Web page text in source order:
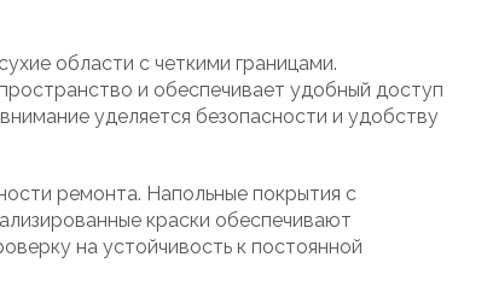
области с четкими границами.
и обеспечивает удобный доступ
уделяется безопасности и удобству
ремонта. Напольные покрытия с
краски обеспечивают
на устойчивость к постоянной